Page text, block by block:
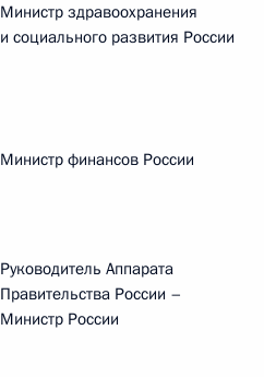
Министр здравоохранения
и социального развития России
Министр финансов России
Руководитель Аппарата
Правительства России –
Министр России